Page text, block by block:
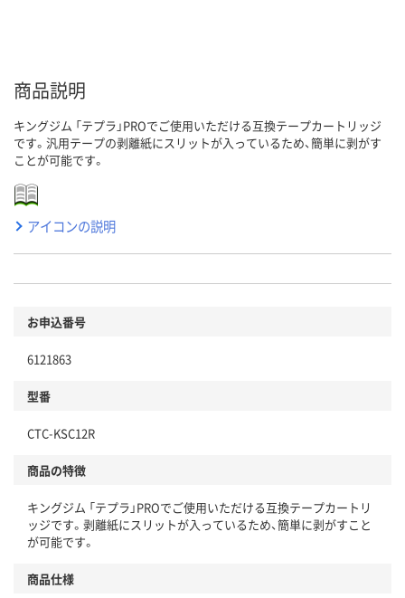
商品説明
キングジム 「テプラ」PROでご使用いただける互換テープカートリッジ
です。汎用テープの剥離紙にスリットが入っているため、簡単に剥がす
ことが可能です。
アイコンの説明
お申込番号
6121863
型番
CTC-KSC12R
商品の特徴
キングジム 「テプラ」PROでご使用いただける互換テープカートリ
ッジです。剥離紙にスリットが入っているため、簡単に剥がすこと
が可能です。
商品仕様